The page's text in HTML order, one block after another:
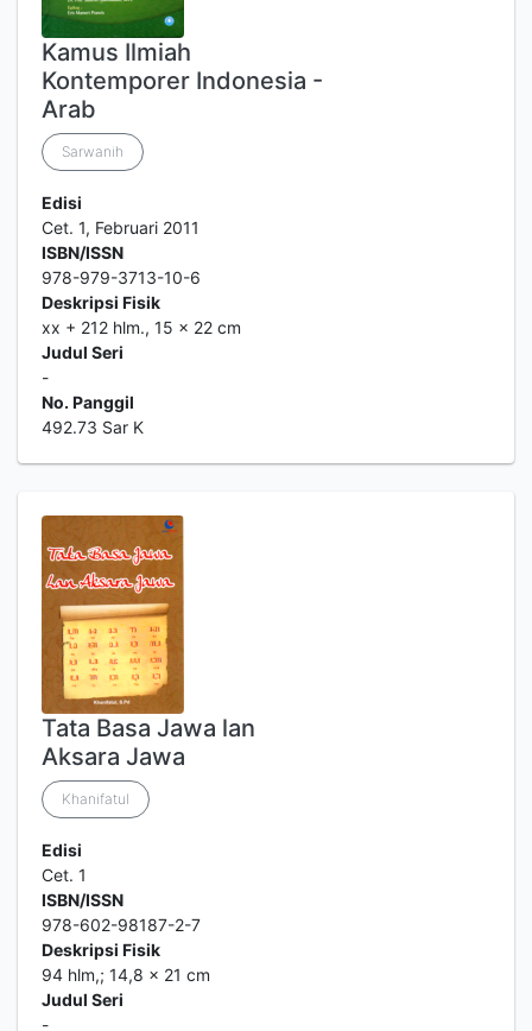
Kamus Ilmiah
Kontemporer Indonesia -
Arab
Sarwanih
Edisi
Cet. 1, Februari 2011
ISBN/ISSN
978-979-3713-10-6
Deskripsi Fisik
xx + 212 hlm., 15 x 22 cm
Judul Seri
-
No. Panggil
492.73 Sar K
Tata Basa Jawa lan
Aksara Jawa
Khanifatul
Edisi
Cet. 1
ISBN/ISSN
978-602-98187-2-7
Deskripsi Fisik
94 hlm,; 14,8 x 21 cm
Judul Seri
-